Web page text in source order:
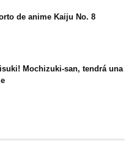
de anime Kaiju No. 8
Mochizuki-san, tendrá una